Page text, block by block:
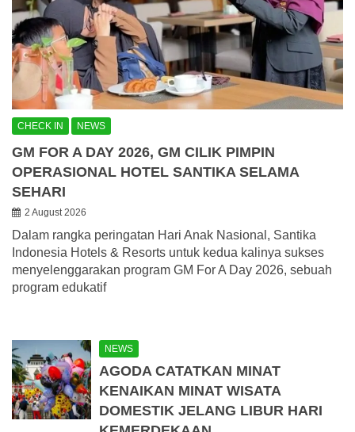
CHECK IN NEWS
GM FOR A DAY 2026, GM CILIK PIMPIN
OPERASIONAL HOTEL SANTIKA SELAMA
SEHARI
2 August 2026
Dalam rangka peringatan Hari Anak Nasional, Santika
Indonesia Hotels & Resorts untuk kedua kalinya sukses
menyelenggarakan program GM For A Day 2026, sebuah
program edukatif
NEWS
AGODA CATATKAN MINAT
KENAIKAN MINAT WISATA
DOMESTIK JELANG LIBUR HARI